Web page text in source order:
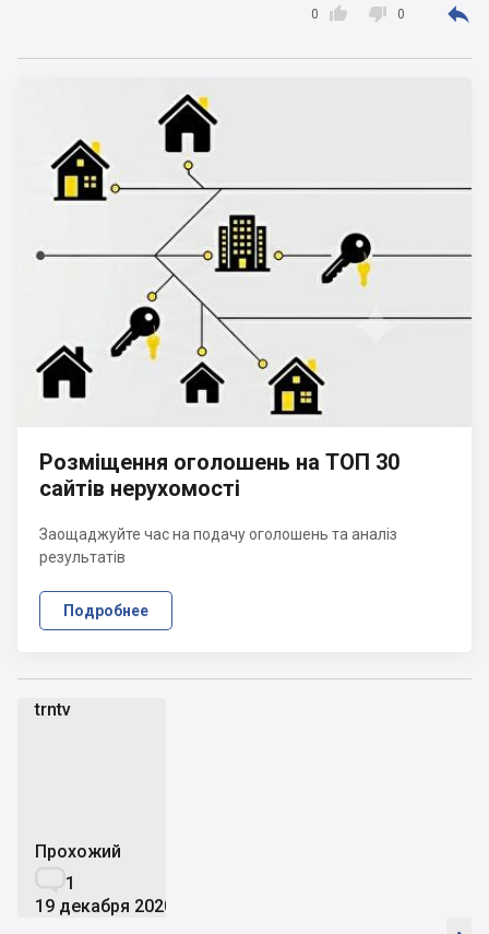

0  0 
trntv
Прохожий
1
19 декабря 2020
Розміщення оголошень на ТОП 30
сайтів нерухомості
Заощаджуйте час на подачу оголошень та аналіз
результатів
Подробнее